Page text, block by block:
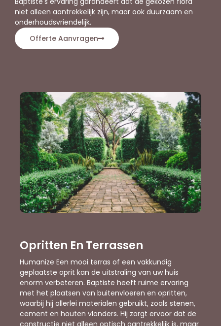
niet alleen aantrekkelijk zijn, maar ook duurzaam en
onderhoudsvriendelijk.
Offerte Aanvragen
Opritten En Terrassen
Humanize Een mooi terras of een vakkundig
geplaatste oprit kan de uitstraling van uw huis
enorm verbeteren. Baptiste heeft ruime ervaring
met het plaatsen van buitenvloeren en opritten,
waarbij hij allerlei materialen gebruikt, zoals stenen,
cement en houten vlonders. Hij zorgt ervoor dat de